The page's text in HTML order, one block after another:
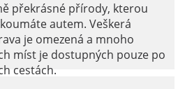
překrásné přírody, kterou
autem. Veškerá
je omezená a mnoho
míst je dostupných pouze po
cestách.